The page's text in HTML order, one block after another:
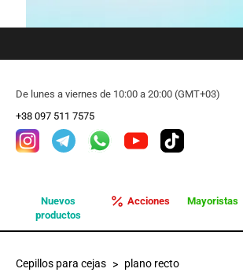
De lunes a viernes de 10:00 a 20:00 (GMT+03)
+38 097 511 7575
Nuevos
productos
Acciones Mayoristas
Cepillos para cejas plano recto